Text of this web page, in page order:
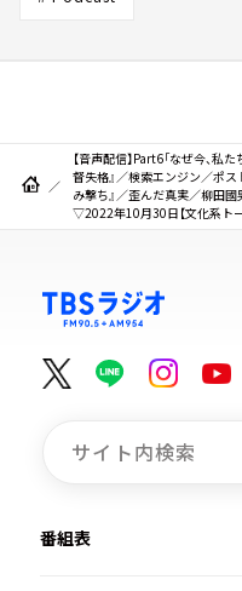
【音声配信】Part6「なぜ今、
督失格』／検索エンジン／ポ
み撃ち』／歪んだ真実／柳田
▽2022年10月30日【文化系ト
番組表